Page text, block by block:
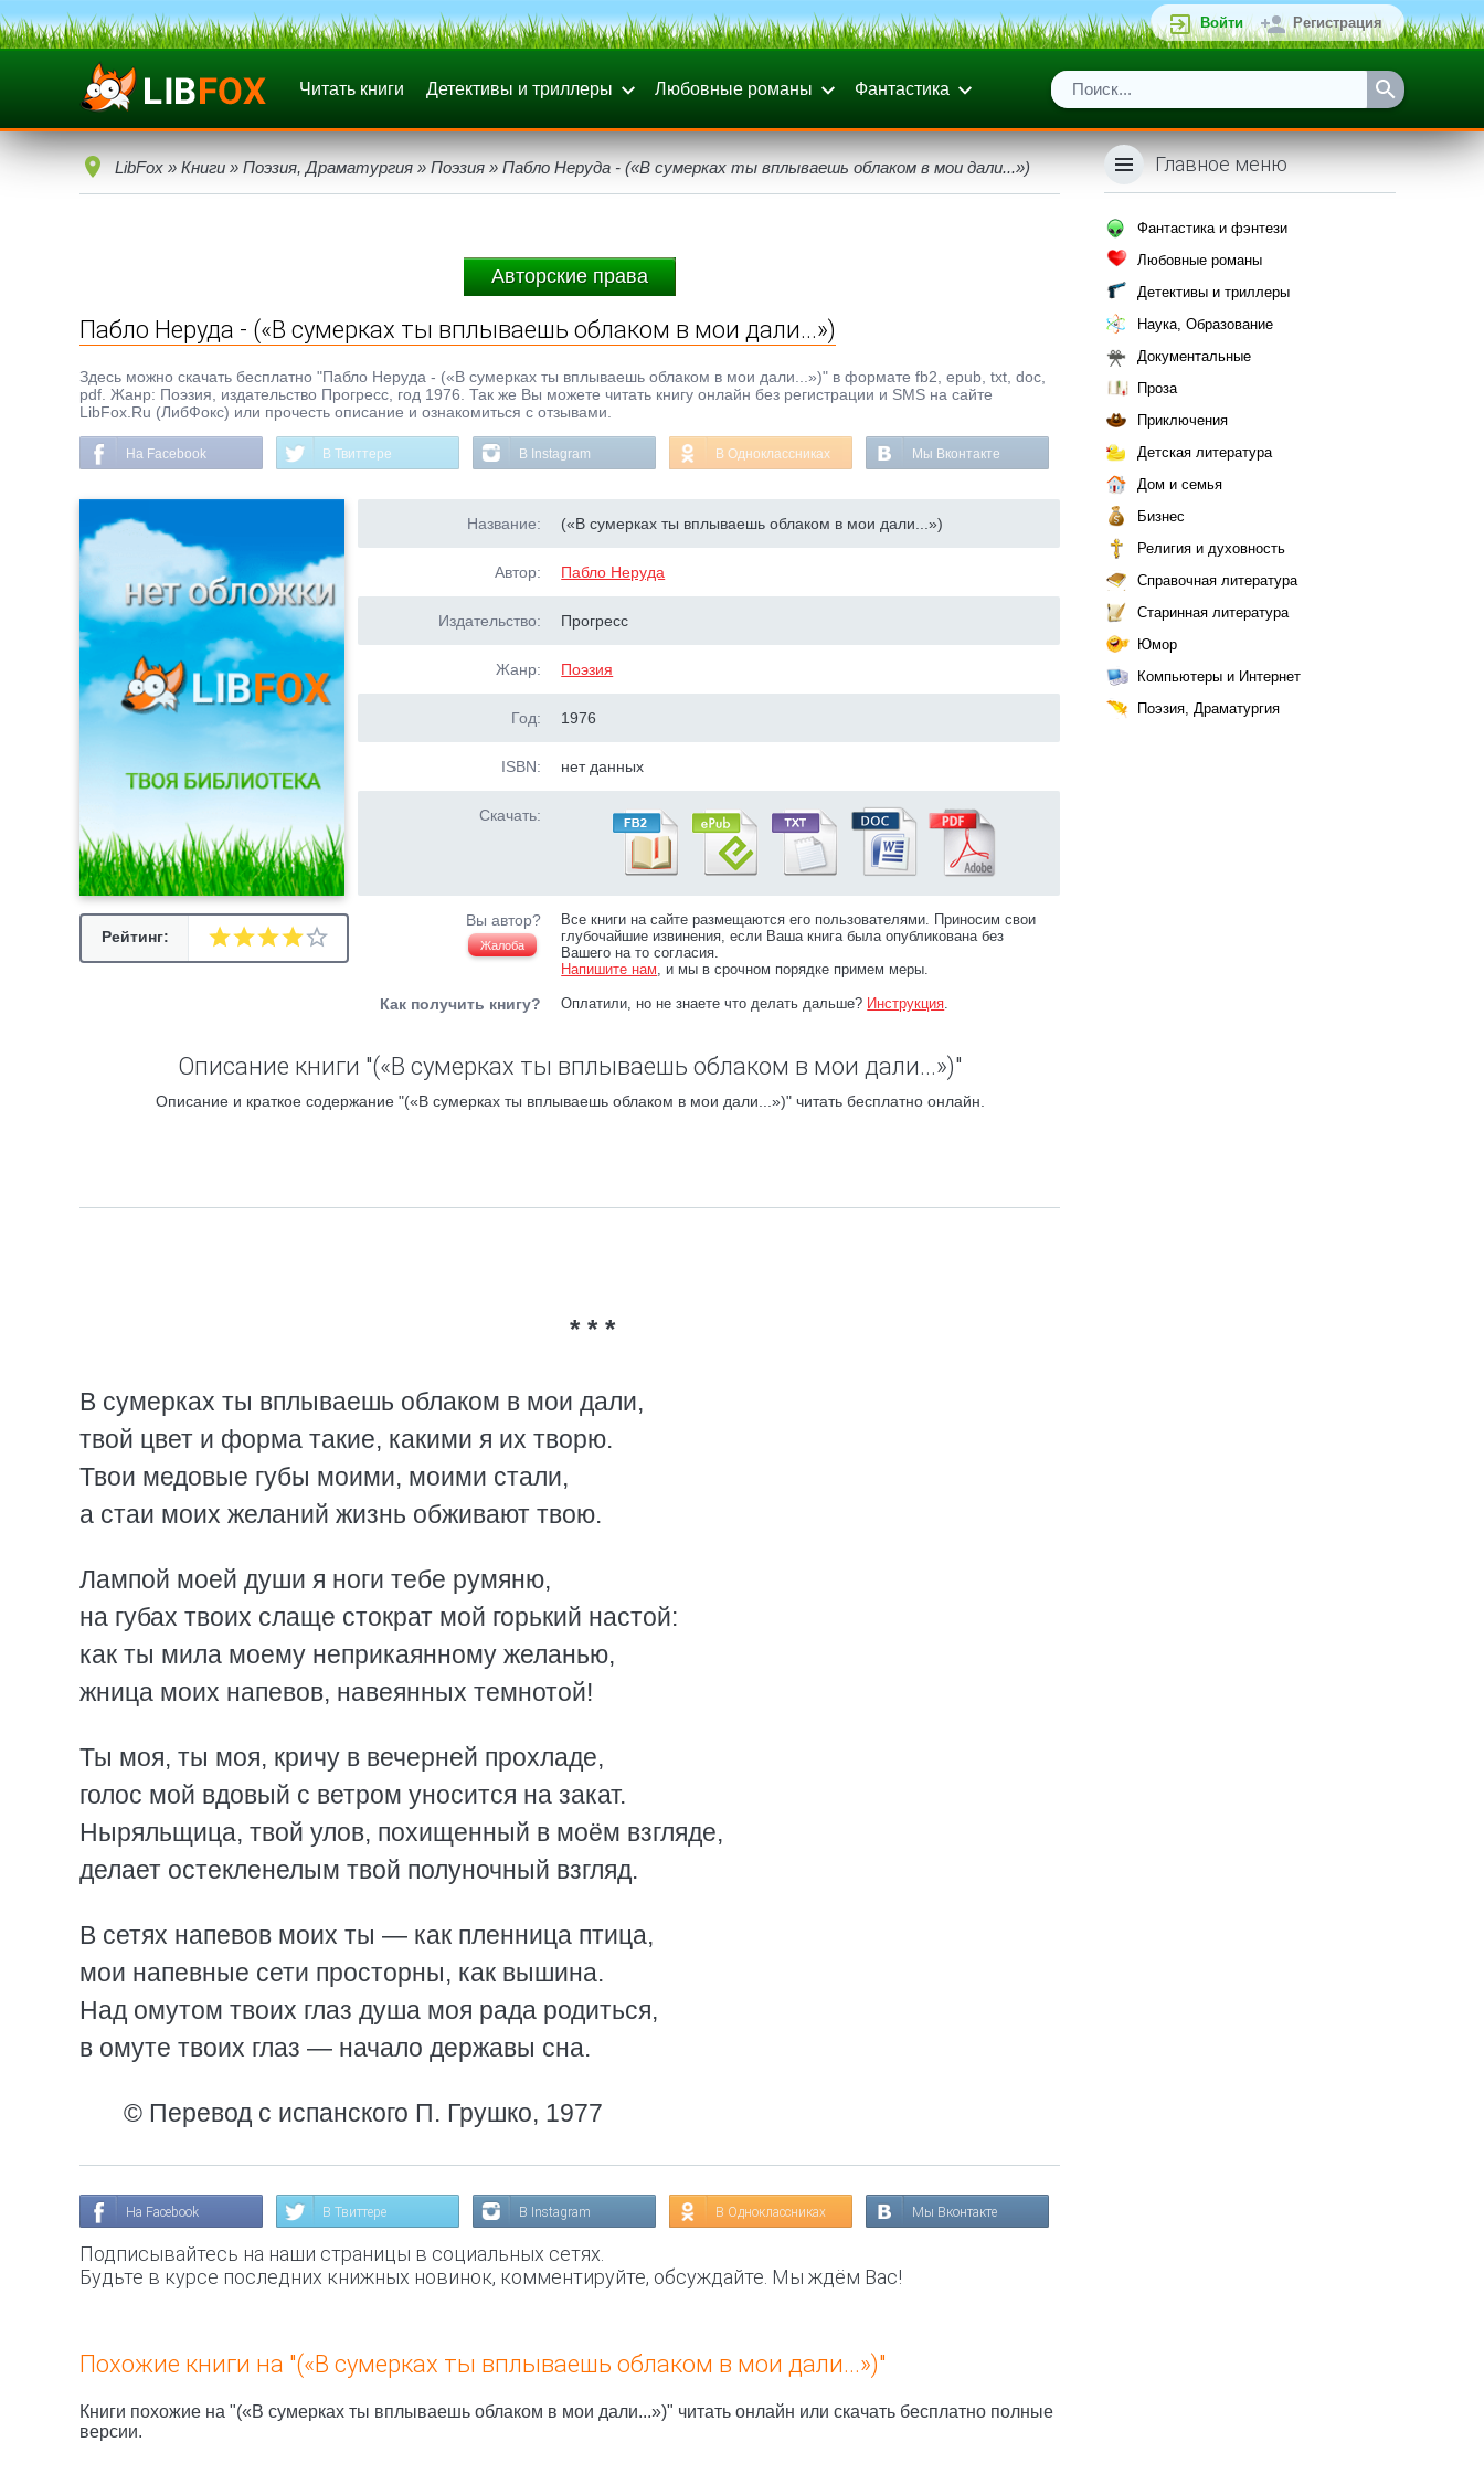
Войти Регистрация
Читать книги Детективы и триллеры Любовные романы Фантастика
LibFox » Книги » Поэзия, Драматургия » Поэзия » Пабло Неруда - («В сумерках ты вплываешь облаком в мои дали...»)
Авторские права
Пабло Неруда - («В сумерках ты вплываешь облаком в мои дали...»)
Здесь можно скачать бесплатно "Пабло Неруда - («В сумерках ты вплываешь облаком в мои дали...»)" в формате fb2, epub, txt, doc,
pdf. Жанр: Поэзия, издательство Прогресс, год 1976. Так же Вы можете читать книгу онлайн без регистрации и SMS на сайте
LibFox.Ru (ЛибФокс) или прочесть описание и ознакомиться с отзывами.
На Facebook В Твиттере В Instagram В Одноклассниках Мы Вконтакте
Рейтинг:
Название: («В сумерках ты вплываешь облаком в мои дали...»)
Автор: Пабло Неруда
Издательство: Прогресс
Жанр: Поэзия
Год: 1976
ISBN: нет данных
Скачать:
Вы автор?
Жалоба
Все книги на сайте размещаются его пользователями. Приносим свои
глубочайшие извинения, если Ваша книга была опубликована без
Вашего на то согласия.
Напишите нам, и мы в срочном порядке примем меры.
Как получить книгу? Оплатили, но не знаете что делать дальше? Инструкция.
Описание книги "(«В сумерках ты вплываешь облаком в мои дали...»)"
Описание и краткое содержание "(«В сумерках ты вплываешь облаком в мои дали...»)" читать бесплатно онлайн.
* * *
В сумерках ты вплываешь облаком в мои дали,
твой цвет и форма такие, какими я их творю.
Твои медовые губы моими, моими стали,
а стаи моих желаний жизнь обживают твою.
Лампой моей души я ноги тебе румяню,
на губах твоих слаще стократ мой горький настой:
как ты мила моему неприкаянному желанью,
жница моих напевов, навеянных темнотой!
Ты моя, ты моя, кричу в вечерней прохладе,
голос мой вдовый с ветром уносится на закат.
Ныряльщица, твой улов, похищенный в моём взгляде,
делает остекленелым твой полуночный взгляд.
В сетях напевов моих ты — как пленница птица,
мои напевные сети просторны, как вышина.
Над омутом твоих глаз душа моя рада родиться,
в омуте твоих глаз — начало державы сна.
© Перевод с испанского П. Грушко, 1977
На Facebook В Твиттере В Instagram В Одноклассниках Мы Вконтакте
Подписывайтесь на наши страницы в социальных сетях.
Будьте в курсе последних книжных новинок, комментируйте, обсуждайте. Мы ждём Вас!
Похожие книги на "(«В сумерках ты вплываешь облаком в мои дали...»)"
Книги похожие на "(«В сумерках ты вплываешь облаком в мои дали...»)" читать онлайн или скачать бесплатно полные
версии.
Главное меню
Фантастика и фэнтези
Любовные романы
Детективы и триллеры
Наука, Образование
Документальные
Проза
Приключения
Детская литература
Дом и семья
Бизнес
Религия и духовность
Справочная литература
Старинная литература
Юмор
Компьютеры и Интернет
Поэзия, Драматургия